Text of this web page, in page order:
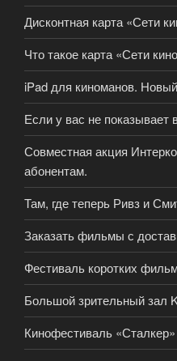
Дисконтная карта «Сети
Что такое карта «Сети
iPad для киноманов.
Если у вас не показывает
Совместная акция
абонентам.
Там, где теперь Ривз и
Заказать фильмы с
Фестиваль коротких
Большой зрительный зал
Кинофестиваль «Сталкер»